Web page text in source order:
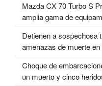
Mazda CX 70 Turbo S
amplia gama de
Detienen a sospechosa
amenazas de muerte
Choque de
un muerto y cinco